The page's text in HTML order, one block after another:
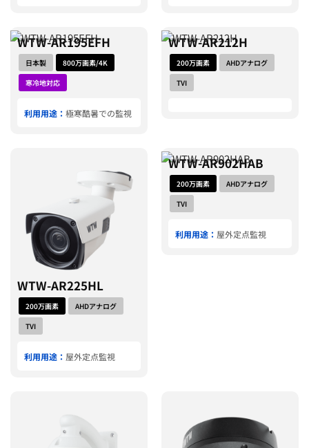
WTW-AR195EFH
日本製
800万画素/4K
寒冷地対応
利用用途： 極寒酷暑での監視
WTW-AR212H
200万画素
AHDアナログ
TVI
WTW-AR225HL
200万画素
AHDアナログ
TVI
利用用途： 屋外定点監視
WTW-AR902HAB
200万画素
AHDアナログ
TVI
利用用途： 屋外定点監視